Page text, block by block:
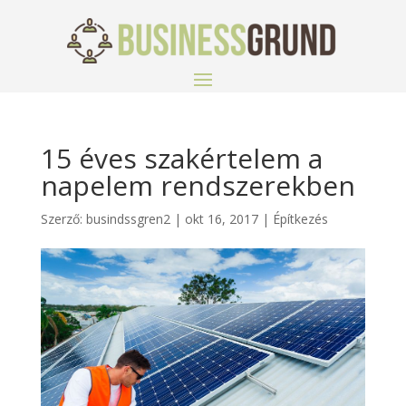
15 éves szakértelem a
napelem rendszerekben
Szerző: busindssgren2| okt 16, 2017| Építkezés